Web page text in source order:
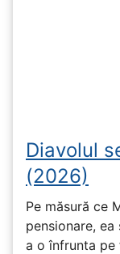
Diavolul
(2026)
Pe măsură ce
pensionare,
a o înfrunta pe